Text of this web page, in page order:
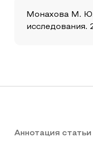
Монахова М. Ю.
Аннотация статьи